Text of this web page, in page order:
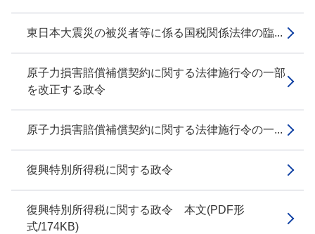
東日本大震災の被災者等に係る国税関係法律の臨...
原子力損害賠償補償契約に関する法律施行令の一部
を改正する政令
原子力損害賠償補償契約に関する法律施行令の一...
復興特別所得税に関する政令
復興特別所得税に関する政令 本文(PDF形
式/174KB)